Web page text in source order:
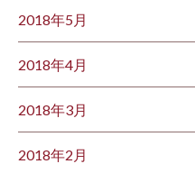
2018年5月
2018年4月
2018年3月
2018年2月